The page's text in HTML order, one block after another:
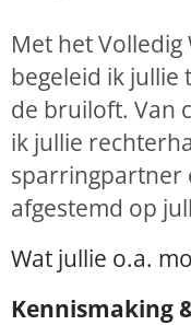
Met het
begeleid ik jullie
de bruiloft. Van
ik jullie
sparringpartner
afgestemd op
Wat jullie o.a.
Kennismaking